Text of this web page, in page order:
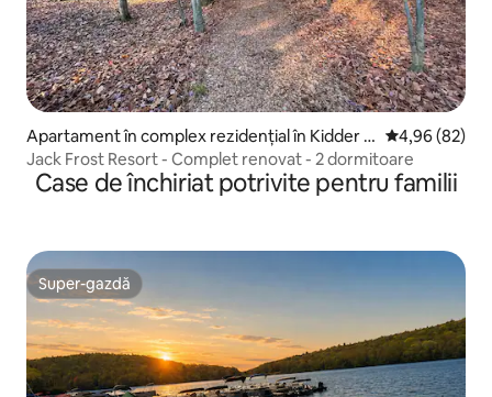
Apartament în complex rezidențial în Kidder T
ownship
Scor mediu
4,96 (82)
Jack Frost Resort - Complet renovat - 2 dormitoare
Case de închiriat potrivite pentru familii
Super-gazdă
Super-gazdă